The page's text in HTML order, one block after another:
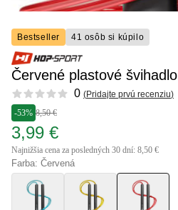
Bestseller 41 osôb si kúpilo
Červené plastové švihadlo
Reviews 0 (Pridajte prvú recenziu)
-53% 8,50 €
3,99 €
Najnižšia cena za posledných 30 dní: 8,50 €
Farba: Červená